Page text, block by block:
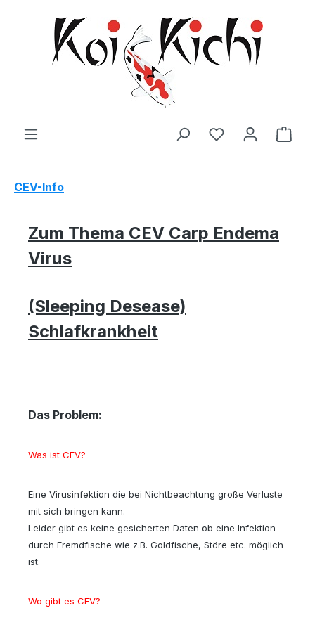
Zum Hauptinhalt springen
CEV-Info
Zum Thema CEV Carp Endema
Virus
(Sleeping Desease)
Schlafkrankheit
Das Problem:
Was ist CEV?
Eine Virusinfektion die bei Nichtbeachtung große Verluste
mit sich bringen kann.
Leider gibt es keine gesicherten Daten ob eine Infektion
durch Fremdfische wie z.B. Goldfische, Störe etc. möglich
ist.
Wo gibt es CEV?